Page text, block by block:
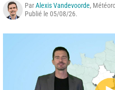
ParAlexis Vandevoorde,
Publié le 05/08/26.